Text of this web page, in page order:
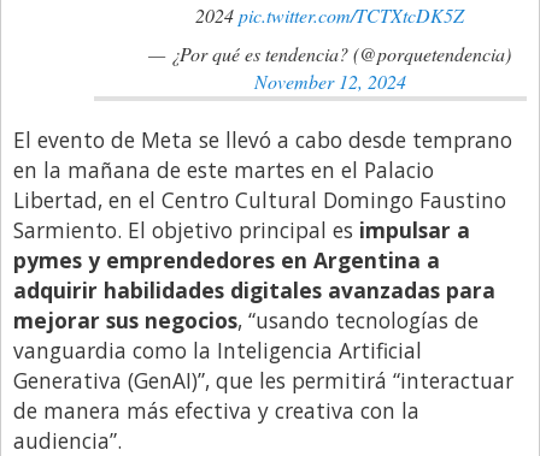
2024pic.twitter.com/TCTXtcDK5Z
— ¿Por qué es tendencia? (@porquetendencia)
November 12, 2024
El evento de Meta se llevó a cabo desde temprano
en la mañana de este martes en el Palacio
Libertad, en el Centro Cultural Domingo Faustino
Sarmiento. El objetivo principal es impulsar a
pymes y emprendedores en Argentina a
adquirir habilidades digitales avanzadas para
mejorar sus negocios, “usando tecnologías de
vanguardia como la Inteligencia Artificial
Generativa (GenAI)”, que les permitirá “interactuar
de manera más efectiva y creativa con la
audiencia”.